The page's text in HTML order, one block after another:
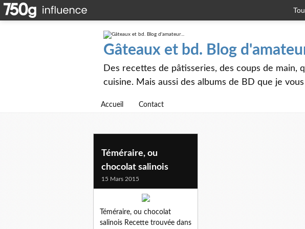
Gâteaux et bd. Blog
Des recettes de pâtisseries, des coups de main,
cuisine. Mais aussi des albums de BD que je
Accueil Contact
Téméraire, ou
chocolat salinois
15 Mars 2015
Téméraire, ou chocolat
salinois Recette trouvée dans